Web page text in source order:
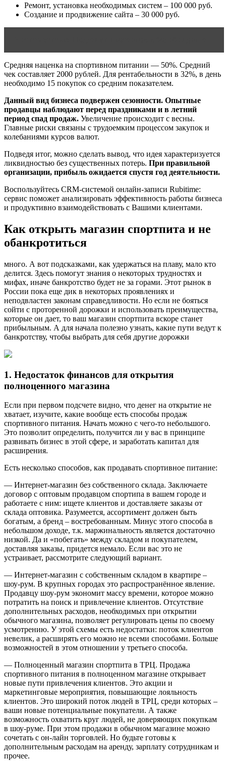
Ремонт, установка необходимых систем – 100 000 руб.
Создание и продвижение сайта – 30 000 руб.
Средняя наценка на спортивном питании — 50%. Средний
чек составляет 2000 рублей. Для рентабельности в 32%, в день
необходимо 15 покупок со средним показателем.
Данный вид бизнеса подвержен сезонности. Опытные
продавцы наблюдают перед праздниками и в летний
период спад продаж. Увеличение происходит с весны.
Главные риски связаны с трудоемким процессом закупок и
колебаниями курсов валют.
Подведя итог, можно сделать вывод, что идея характеризуется
ликвидностью без существенных потерь. При правильной
организации, прибыль ожидается спустя год деятельности.
Воспользуйтесь CRM-системой онлайн-записи Rubitime:
сервис поможет анализировать эффективность работы бизнеса
и продуктивно взаимодействовать с Вашими клиентами.
Как открыть магазин спортпита и не
обанкротиться
много. А вот подсказками, как удержаться на плаву, мало кто
делится. Здесь помогут знания о некоторых трудностях и
мифах, иначе банкротство будет не за горами. Этот рынок в
России пока еще дик в некоторых проявлениях и
неподвластен законам справедливости. Но если не бояться
сойти с проторенной дорожки и использовать преимущества,
которые он дает, то ваш магазин спортпита вскоре станет
прибыльным. А для начала полезно узнать, какие пути ведут к
банкротству, чтобы выбрать для себя другие дорожки
1. Недостаток финансов для открытия
полноценного магазина
Если при первом подсчете видно, что денег на открытие не
хватает, изучите, какие вообще есть способы продаж
спортивного питания. Начать можно с чего-то небольшого.
Это позволит определить, получится ли у вас в принципе
развивать бизнес в этой сфере, и заработать капитал для
расширения.
Есть несколько способов, как продавать спортивное питание:
— Интернет-магазин без собственного склада. Заключаете
договор с оптовым продавцом спортипа в вашем городе и
работаете с ним: ищете клиентов и доставляете заказы от
склада оптовика. Разумеется, ассортимент должен быть
богатым, а бренд – востребованным. Минус этого способа в
небольшом доходе, т.к. маржинальность является достаточно
низкой. Да и «побегать» между складом и покупателем,
доставляя заказы, придется немало. Если вас это не
устраивает, рассмотрите следующий вариант.
— Интернет-магазин с собственным складом в квартире –
шоу-рум. В крупных городах это распространённое явление.
Продавцу шоу-рум экономит массу времени, которое можно
потратить на поиск и привлечение клиентов. Отсутствие
дополнительных расходов, необходимых при открытии
обычного магазина, позволяет регулировать цены по своему
усмотрению. У этой схемы есть недостатки: поток клиентов
невелик, а расширять его можно не всеми способами. Больше
возможностей в этом отношении у третьего способа.
— Полноценный магазин спортпита в ТРЦ. Продажа
спортивного питания в полноценном магазине открывает
новые пути привлечения клиентов. Это акции и
маркетинговые мероприятия, повышающие лояльность
клиентов. Это широкий поток людей в ТРЦ, среди которых –
ваши новые потенциальные покупатели. А также
возможность охватить круг людей, не доверяющих покупкам
в шоу-руме. При этом продажи в обычном магазине можно
сочетать с он-лайн торговлей. Но будьте готовы к
дополнительным расходам на аренду, зарплату сотрудникам и
прочее.